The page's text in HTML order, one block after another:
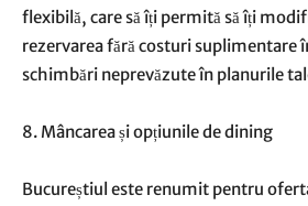
flexibilă, care să îți permită să îți
rezervarea fără costuri suplimentare
schimbări neprevăzute în planurile
8. Mâncarea și opțiunile de dining
Bucureștiul este renumit pentru